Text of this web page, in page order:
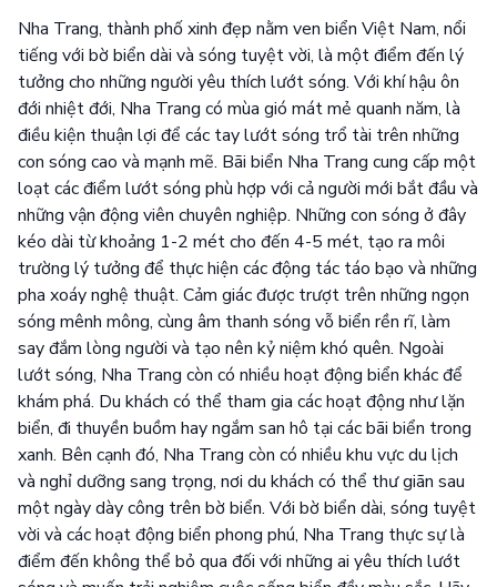
Nha Trang, thành phố xinh đẹp nằm ven biển Việt Nam, nổi
tiếng với bờ biển dài và sóng tuyệt vời, là một điểm đến lý
tưởng cho những người yêu thích lướt sóng. Với khí hậu ôn
đới nhiệt đới, Nha Trang có mùa gió mát mẻ quanh năm, là
điều kiện thuận lợi để các tay lướt sóng trổ tài trên những
con sóng cao và mạnh mẽ. Bãi biển Nha Trang cung cấp một
loạt các điểm lướt sóng phù hợp với cả người mới bắt đầu và
những vận động viên chuyên nghiệp. Những con sóng ở đây
kéo dài từ khoảng 1-2 mét cho đến 4-5 mét, tạo ra môi
trường lý tưởng để thực hiện các động tác táo bạo và những
pha xoáy nghệ thuật. Cảm giác được trượt trên những ngọn
sóng mênh mông, cùng âm thanh sóng vỗ biển rền rĩ, làm
say đắm lòng người và tạo nên kỷ niệm khó quên. Ngoài
lướt sóng, Nha Trang còn có nhiều hoạt động biển khác để
khám phá. Du khách có thể tham gia các hoạt động như lặn
biển, đi thuyền buồm hay ngắm san hô tại các bãi biển trong
xanh. Bên cạnh đó, Nha Trang còn có nhiều khu vực du lịch
và nghỉ dưỡng sang trọng, nơi du khách có thể thư giãn sau
một ngày dày công trên bờ biển. Với bờ biển dài, sóng tuyệt
vời và các hoạt động biển phong phú, Nha Trang thực sự là
điểm đến không thể bỏ qua đối với những ai yêu thích lướt